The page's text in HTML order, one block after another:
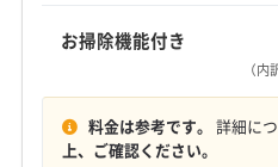
板野郡松茂町
板野郡上板町
板野郡藍住町
名西郡石井町
名東郡佐那河内
8:00〜20:00
定休日
お掃除機能付き
（
料金は参考です。 詳細につ
上、ご確認ください。